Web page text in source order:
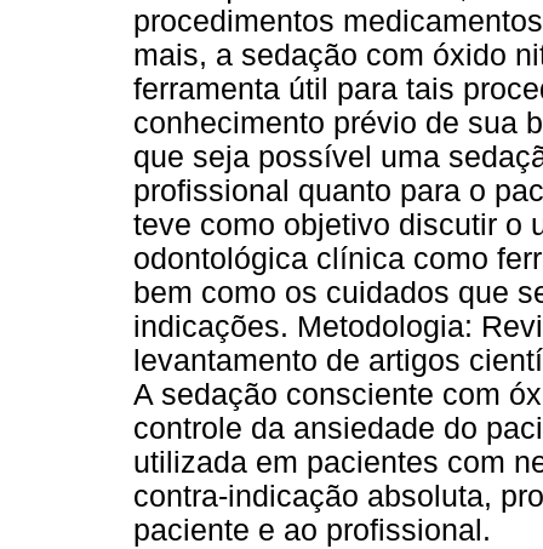
procedimentos
mais, a sedação com óxido
ferramenta útil para tais
conhecimento prévio de sua
que seja possível uma
profissional quanto para o
teve como objetivo discutir o
odontológica clínica como
bem como os cuidados que
indicações. Metodologia:
levantamento de artigos
A sedação consciente com
controle da ansiedade do
utilizada em pacientes com
contra-indicação absoluta,
paciente e ao profissional.